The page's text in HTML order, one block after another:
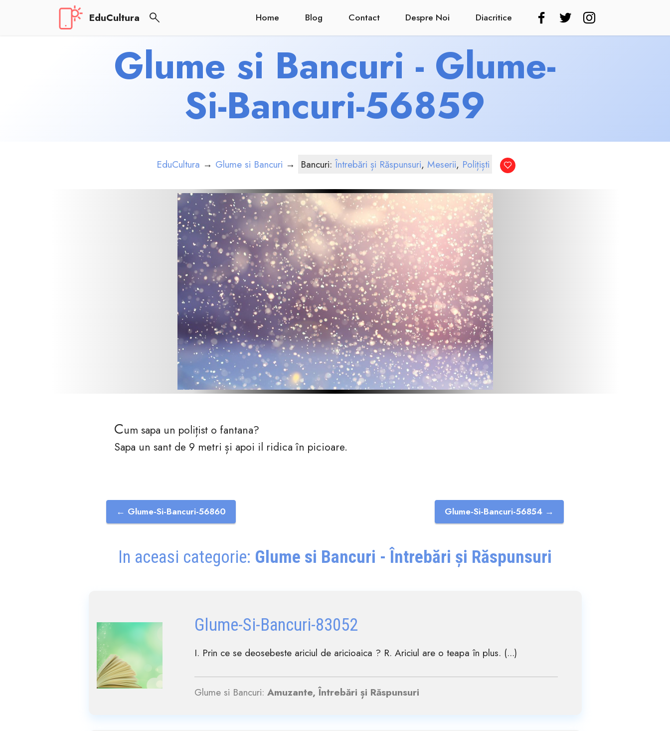
EduCultura Home Blog Contact Despre Noi Diacritice
Glume si Bancuri - Glume-
Si-Bancuri-56859
EduCultura → Glume si Bancuri → Bancuri:Întrebări și Răspunsuri,Meserii, Polițiști
Cum sapa un polițist o fantana?
Sapa un sant de 9 metri și apoi il ridica în picioare.
← Glume-Si-Bancuri-56860 Glume-Si-Bancuri-56854 →
In aceasi categorie: Glume si Bancuri - Întrebări și Răspunsuri
Glume-Si-Bancuri-83052
I. Prin ce se deosebeste ariciul de aricioaica ? R. Ariciul are o teapa în plus. (...)
Glume si Bancuri:Amuzante, Întrebări și Răspunsuri